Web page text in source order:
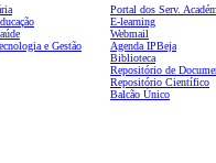
e Gestão
Portal dos Serv.
E-learning
Webmail
Agenda IPBeja
Biblioteca
Repositório de
Repositório Científico
Balcão Único